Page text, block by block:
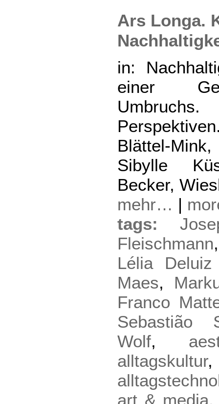
Ars Longa.
in:
einer
Blättel-
Sibylle
Becker,
mehr… |
tags:
Fleischmann
Lélia
Maes,
Franco
Sebastião
Wolf,
alltagskultur,
art & media